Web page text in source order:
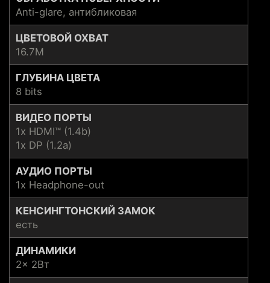
Anti-glare, антибликовая
ЦВЕТОВОЙ ОХВАТ
16.7M
ГЛУБИНА ЦВЕТА
8 bits
ВИДЕО ПОРТЫ
1x HDMI™ (1.4b)
1x DP (1.2a)
АУДИО ПОРТЫ
1x Headphone-out
КЕНСИНГТОНСКИЙ ЗАМОК
есть
ДИНАМИКИ
2x 2Вт